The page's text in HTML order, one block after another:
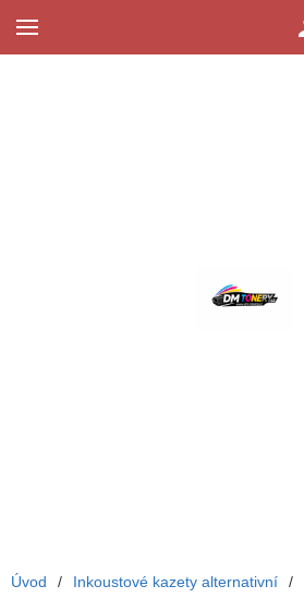
Úvod / Inkoustové kazety alternativní /